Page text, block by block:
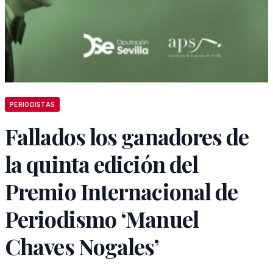
PERIODISTAS
Fallados los ganadores de
la quinta edición del
Premio Internacional de
Periodismo ‘Manuel
Chaves Nogales’